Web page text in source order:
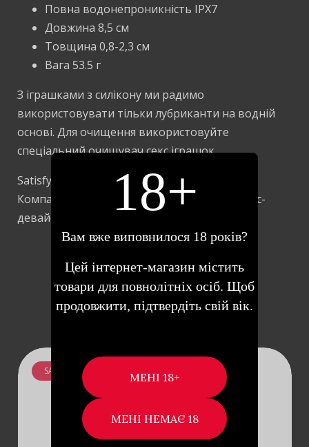
Повна водонепроникність IPX7
Довжина 8,5 см
Товщина 0,8-2,3 см
Вага 53.5 г
З іграшками з силікону ми радимо
використовувати тільки лубриканти на водній
основі. Для очищення використовуйте
спеціальнийочищувач секс іграшок.
Satisfyer – виробник іграшок преміум-класу.
Компанія відома на ринку виробництва секс-
девайсів як один із головних інноваторів.
Схожі товари
SALE
18+
Вам вже виповнилося 18 років?
Цей інтернет-магазин містить
товари для повнолітніх осіб. Щоб
продовжити, підтвердіть свій вік.